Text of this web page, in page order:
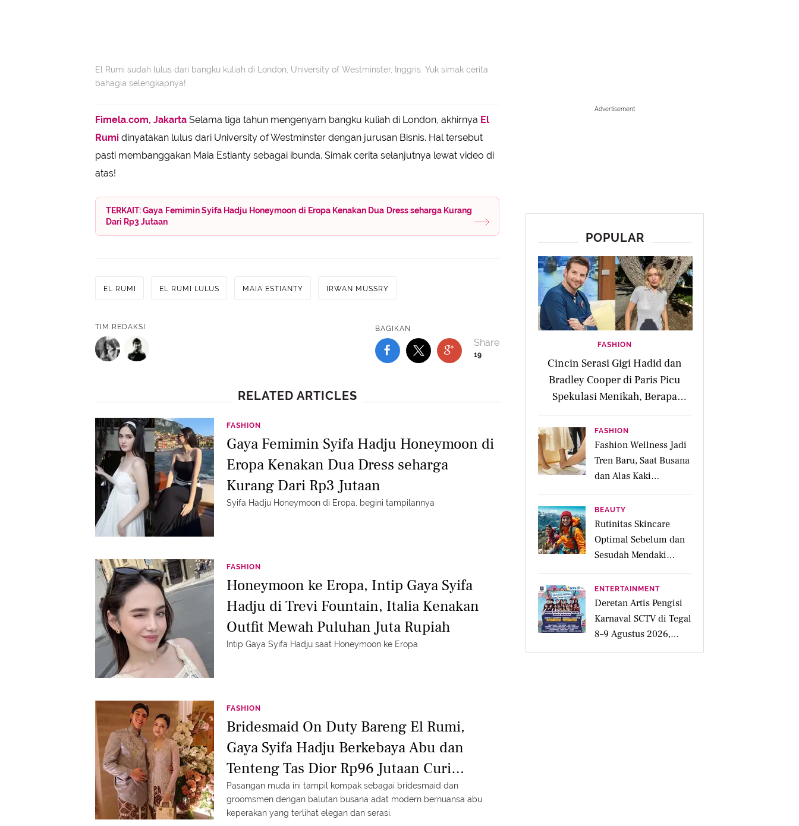
El Rumi sudah lulus dari bangku kuliah di London, University of Westminster, Inggris. Yuk simak cerita
bahagia selengkapnya!
Fimela.com, Jakarta Selama tiga tahun mengenyam bangku kuliah di London, akhirnya El
Rumi dinyatakan lulus dari University of Westminster dengan jurusan Bisnis. Hal tersebut
pasti membanggakan Maia Estianty sebagai ibunda. Simak cerita selanjutnya lewat video di
atas!
TERKAIT: Gaya Femimin Syifa Hadju Honeymoon di Eropa Kenakan Dua Dress seharga Kurang
Dari Rp3 Jutaan
EL RUMI EL RUMI LULUS MAIA ESTIANTY IRWAN MUSSRY
TIM REDAKSI BAGIKAN
19
RELATED ARTICLES
FASHION
Gaya Femimin Syifa Hadju Honeymoon di
Eropa Kenakan Dua Dress seharga
Kurang Dari Rp3 Jutaan
Syifa Hadju Honeymoon di Eropa, begini tampilannya
FASHION
Honeymoon ke Eropa, Intip Gaya Syifa
Hadju di Trevi Fountain, Italia Kenakan
Outfit Mewah Puluhan Juta Rupiah
Intip Gaya Syifa Hadju saat Honeymoon ke Eropa
FASHION
Bridesmaid On Duty Bareng El Rumi,
Gaya Syifa Hadju Berkebaya Abu dan
Tenteng Tas Dior Rp96 Jutaan Curi
Perhatian
Pasangan muda ini tampil kompak sebagai bridesmaid dan
groomsmen dengan balutan busana adat modern bernuansa abu
keperakan yang terlihat elegan dan serasi.
Advertisement
POPULAR
FASHION
Cincin Serasi Gigi Hadid dan
Bradley Cooper di Paris Picu
Spekulasi Menikah, Berapa
Harganya?
FASHION
Fashion Wellness Jadi
Tren Baru, Saat Busana
dan Alas Kaki
Membantu Mood Lebih
Positif
BEAUTY
Rutinitas Skincare
Optimal Sebelum dan
Sesudah Mendaki
Gunung
ENTERTAINMENT
Deretan Artis Pengisi
Karnaval SCTV di Tegal
8–9 Agustus 2026,
Simak Jadwalnya